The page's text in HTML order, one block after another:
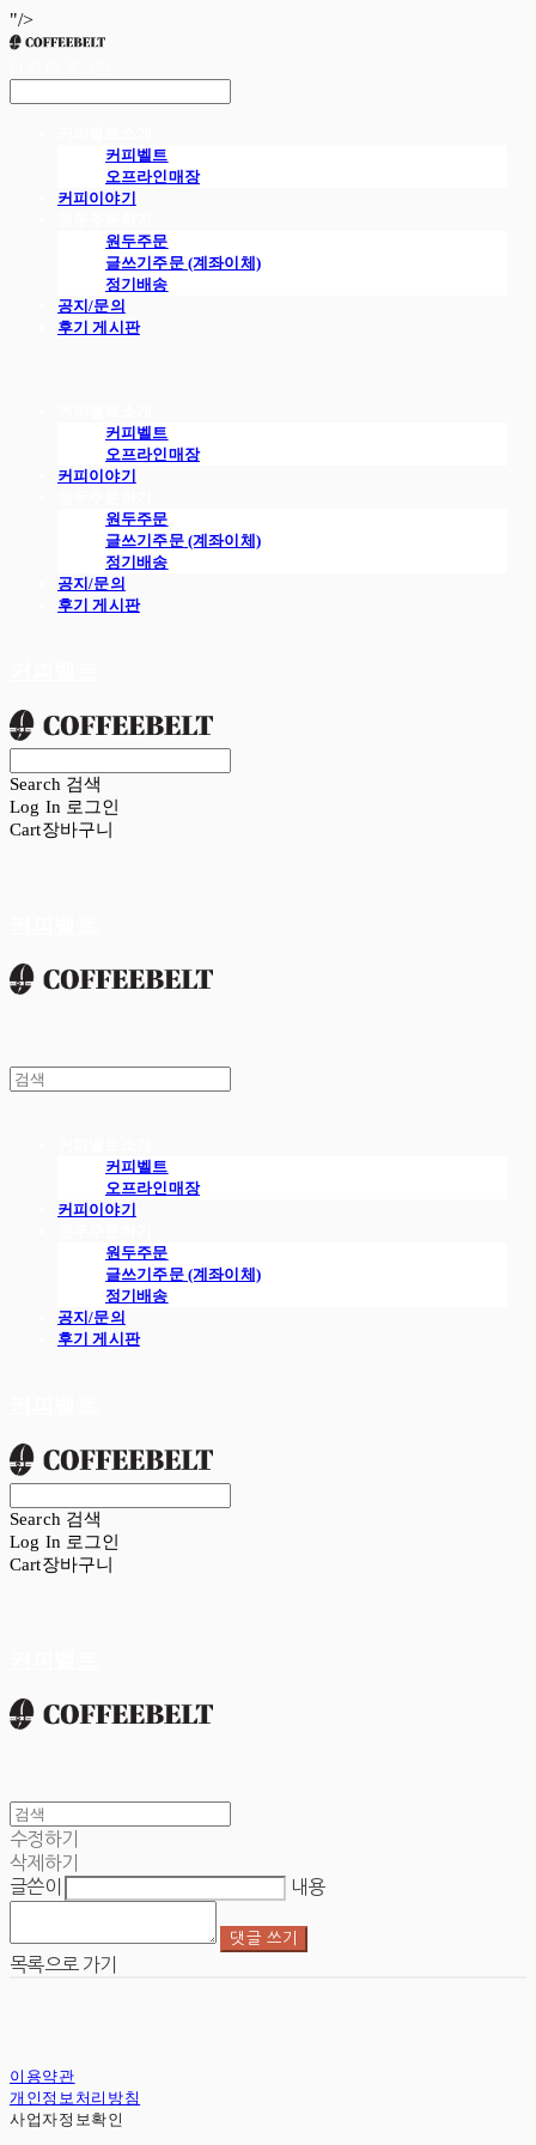
"/>
커피벨트
오프라인매장
커피이야기
원두주문
글쓰기주문 (계좌이체)
정기배송
공지/문의
후기 게시판
커피벨트
오프라인매장
커피이야기
원두주문
글쓰기주문 (계좌이체)
정기배송
공지/문의
후기 게시판
Search 검색
Log In 로그인
Cart장바구니
커피벨트
오프라인매장
커피이야기
원두주문
글쓰기주문 (계좌이체)
정기배송
공지/문의
후기 게시판
Search 검색
Log In 로그인
Cart장바구니
수정하기
삭제하기
글쓴이
내용
댓글 쓰기
목록으로 가기
이용약관
개인정보처리방침
사업자정보확인